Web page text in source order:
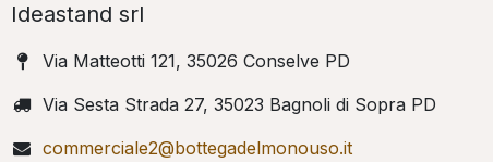
Ideastand srl
Via Matteotti 121, 35026 Conselve PD
Via Sesta Strada 27, 35023 Bagnoli di Sopra PD
commerciale2@bottegadelmonouso.it